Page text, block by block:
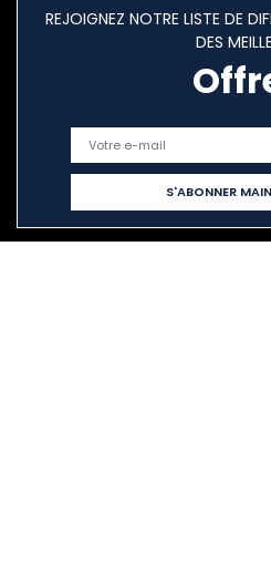
REJOIGNEZ NOTRE LISTE DE
DES